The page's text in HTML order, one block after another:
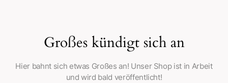
Großes kündigt sich an
Hier bahnt sich etwas Großes an! Unser Shop ist in Arbeit
und wird bald veröffentlicht!